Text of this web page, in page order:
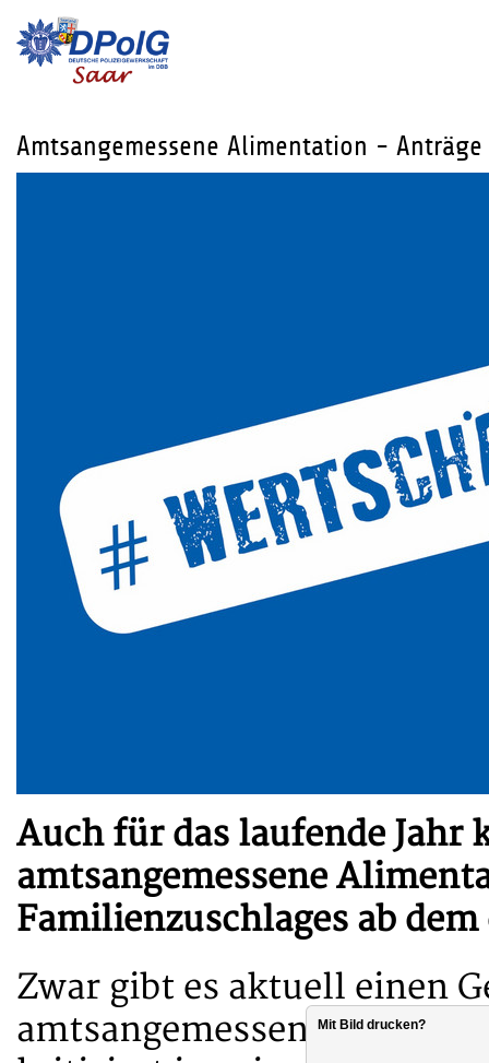
Amtsangemessene Alimentation -
Auch für das laufende Jahr
amtsangemessene
Familienzuschlages ab
Zwar gibt es aktuell einen
amtsangemessenenMit Bild drucken?